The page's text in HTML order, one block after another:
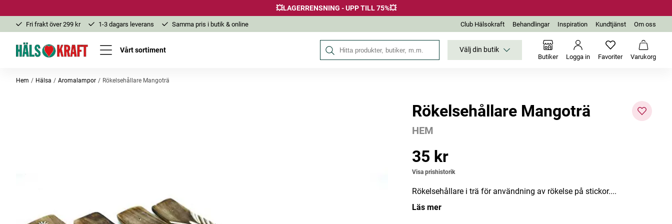
💥LAGERRENSNING - UPP TILL 75%💥
Fri frakt över 299 kr 1-3 dagars leverans Samma pris i butik & online Club Hälsokraft Behandlingar Inspiration Kundtjänst Om oss
Vårt sortiment Sök på Hälsokraft Välj din butik
Butiker Logga in FavoriterInga favoriter
Varukorg
Hem Hälsa Aromalampor Rökelsehållare Mangoträ
Andra köpte ocksåRökelsehållare Mangoträ
HEM
Pris: 35 kr
35 kr
Visa prishistorik
Rökelsehållare i trä för användning av rökelse på stickor....
Läs mer